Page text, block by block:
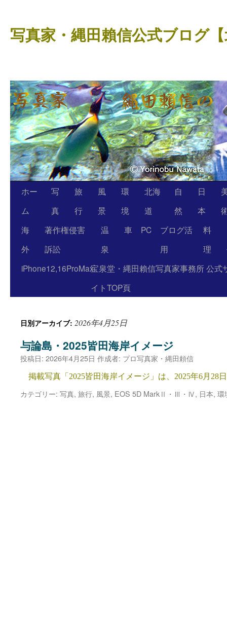
テ
ン
ッ
プ
写真家・縄田賴信公式ブログ
ホー
ム
写
真
旅
行
風
景
環
境
北海
道
自
然
日
本
海
外
著作権侵害
訴訟
温
泉
車 PC
ブログ活
用
料
理
iPhone12,16ProMax宝泉堂・縄田賴信写真家事務所 公式
イトTOP頁
日別アーカイブ: 2026年4月25日
与論島・2025皆田海岸イメージ
投稿日: 2026年4月25日 作成者: プロ写真家・縄田頼信
掲載写真「2025皆田海岸イメージ」は、2025年6月28
カテゴリー: 写真, 旅行, 風景, EOS 5D MarkⅡ・Ⅲ・Ⅳ, 日本, 環